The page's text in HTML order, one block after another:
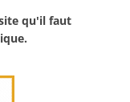
qu'il faut